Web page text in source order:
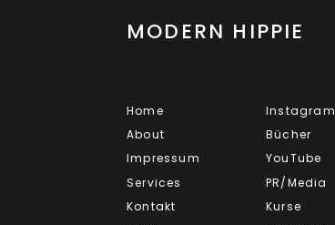
MODERN HIPPIE
Home
About
Impressum
Kontakt
Services
Instagram
Bücher
YouTube
Kurse
PR/Media